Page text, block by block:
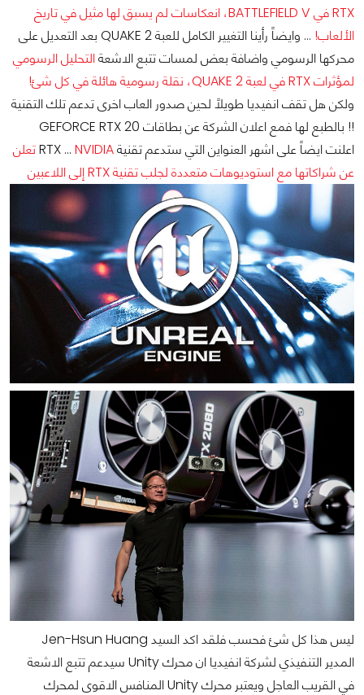
RTX في BATTLEFIELD V، انعكاسات لم يسبق لها مثيل في تاريخ
الألعاب!
... وايضاً رأينا التغيير الكامل للعبة QUAKE 2 بعد التعديل على
محركها الرسومي واضافة بعض لمسات تتبع الاشعةالتحليل الرسومي
لمؤثرات RTX في لعبة QUAKE 2، نقلة رسومية هائلة في كل شئ!
ولكن هل تقف انفيديا طويلاً لحين صدور العاب اخرى تدعم تلك التقنية
!! بالطبع لها فمع اعلان الشركة عن بطاقات GEFORCE RTX 20
اعلنت ايضاً على اشهر العنواين التي ستدعم تقنية RTX ...
NVIDIA تعلن
عن شراكاتها مع استوديوهات متعددة لجلب تقنية RTX إلى اللاعبين
ليس هذا كل شئ فحسب فلقد اكد السيد Jen-Hsun Huang
المدير التنفيذي لشركة انفيديا ان محرك Unity سيدعم تتبع الاشعة
في القريب العاجل ويعتبر محرك Unity المنافس الاقوى لمحرك